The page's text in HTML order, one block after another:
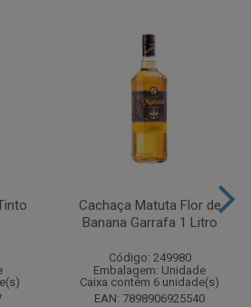
Cachaça Matuta Flor de
Banana Garrafa 1 Litro
Código: 249980
Embalagem: Unidade
Caixa contém 6 unidade(s)
EAN: 7898906925540